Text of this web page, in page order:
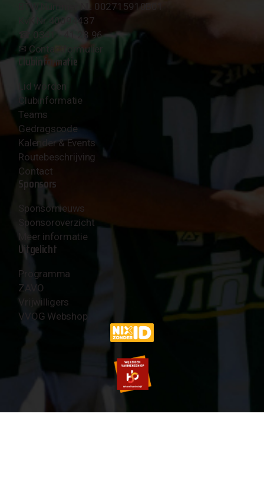
BTW Nummer NL 002715910B01
KvK Nr 40094437
☎︎ 0341 - 41 28 96
✉︎ Contactformulier
Clubinformatie
Lid worden
Clubinformatie
Teams
Gedragscode
Kalender & Events
Routebeschrijving
Contact
Sponsors
Sponsornieuws
Sponsoroverzicht
Meer informatie
Uitgelicht
Programma
ZAVO
Vrijwilligers
VVOG Webshop